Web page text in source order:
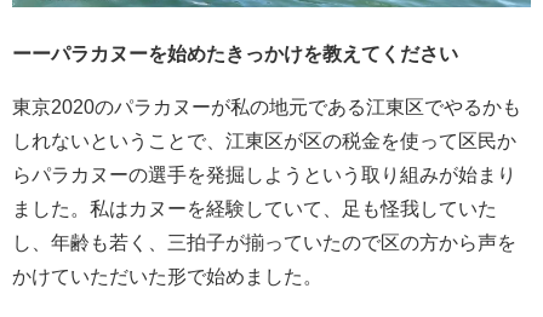
ーーパラカヌーを始めたきっかけを教えてください
東京2020のパラカヌーが私の地元である江東区でやるかも
しれないということで、江東区が区の税金を使って区民か
らパラカヌーの選手を発掘しようという取り組みが始まり
ました。私はカヌーを経験していて、足も怪我していた
し、年齢も若く、三拍子が揃っていたので区の方から声を
かけていただいた形で始めました。